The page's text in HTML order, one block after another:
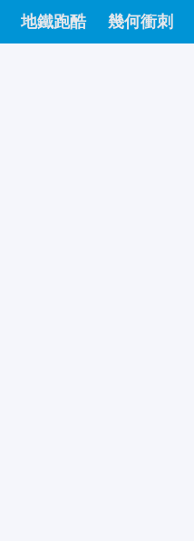
地鐵跑酷 幾何衝刺